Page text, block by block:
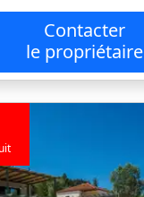
Contacter
le propriétaire